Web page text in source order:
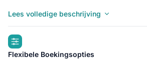
ligt in D-Marin Mandalina Marina, Sibenik,
vaart!
Lees volledige beschrijving
highlights
Flexibele Boekingsopties